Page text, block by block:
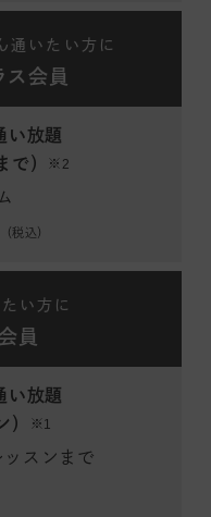
通いたい方に
ス会員
い放題
で）
※2
（税込）
い方に
員
い放題
）
※1
スンまで